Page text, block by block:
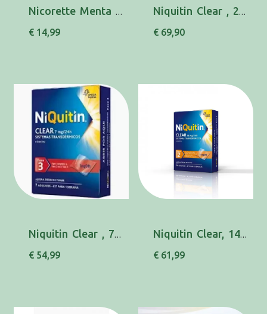
Nicorette Menta Fresca, 2 mg x 30 goma
€ 14,99
Niquitin Clear , 21 mg/24 h 14 Saqueta Sist t...
€ 69,90
Niquitin Clear , 7 mg/24 h Saqueta 14 Unidade...
€ 54,99
Niquitin Clear, 14 mg/24 h x 14 sist transder
€ 61,99